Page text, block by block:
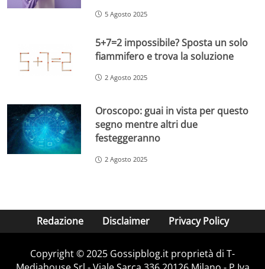
5 Agosto 2025
5+7=2 impossibile? Sposta un solo
fiammifero e trova la soluzione
2 Agosto 2025
Oroscopo: guai in vista per questo
segno mentre altri due
festeggeranno
2 Agosto 2025
Redazione Disclaimer Privacy Policy
Copyright © 2025 Gossipblog.it proprietà di T-